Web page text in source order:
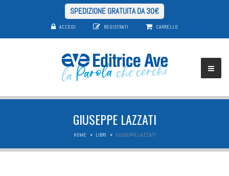
SPEDIZIONE GRATUITA DA 30€
ACCEDI REGISTRATI CARRELLO
GIUSEPPE LAZZATI
HOME LIBRI GIUSEPPE LAZZATI